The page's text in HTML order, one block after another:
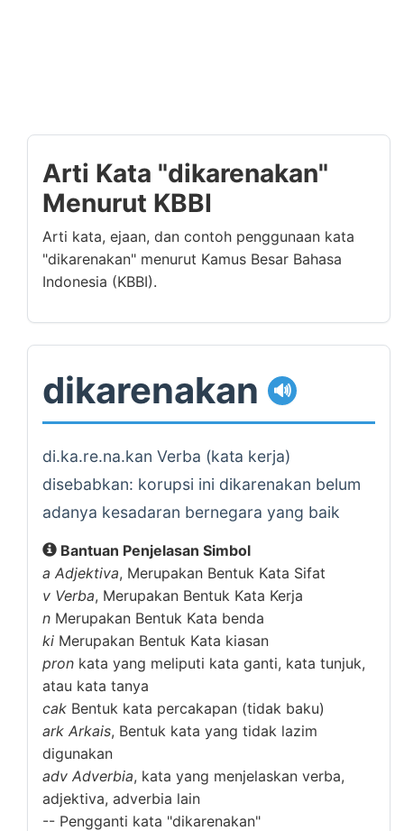
Arti Kata "dikarenakan"
Menurut KBBI
Arti kata, ejaan, dan contoh penggunaan kata
"dikarenakan" menurut Kamus Besar Bahasa
Indonesia (KBBI).
dikarenakan 🔊
di.ka.re.na.kan Verba (kata kerja)
disebabkan: korupsi ini dikarenakan belum
adanya kesadaran bernegara yang baik
Bantuan Penjelasan Simbol
a Adjektiva, Merupakan Bentuk Kata Sifat
v Verba, Merupakan Bentuk Kata Kerja
n Merupakan Bentuk Kata benda
ki Merupakan Bentuk Kata kiasan
pron kata yang meliputi kata ganti, kata tunjuk,
atau kata tanya
cak Bentuk kata percakapan (tidak baku)
ark Arkais, Bentuk kata yang tidak lazim
digunakan
adv Adverbia, kata yang menjelaskan verba,
adjektiva, adverbia lain
-- Pengganti kata "dikarenakan"